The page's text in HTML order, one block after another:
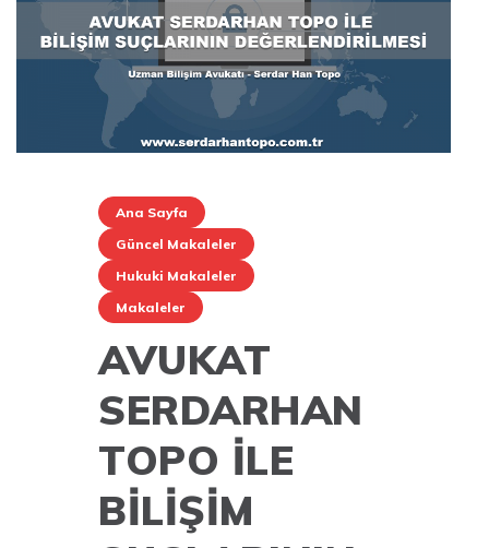
Ana Sayfa
Güncel Makaleler
Hukuki Makaleler
Makaleler
AVUKAT
SERDARHAN
TOPO İLE
BİLİŞİM